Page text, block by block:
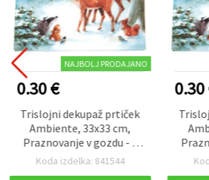
NAJBOLJ PRODAJANO
0.30 €
Trislojni dekupaž prtiček
Ambiente, 33x33 cm,
Praznovanje v gozdu - 1
kos
Koda izdelka: 841544
0.30